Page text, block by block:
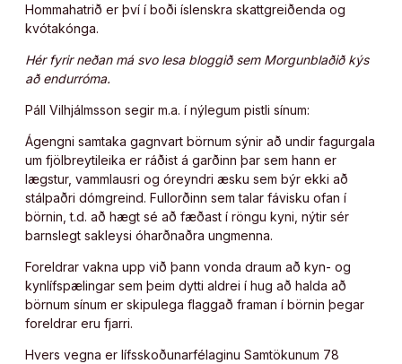
Hommahatrið er því í boði íslenskra skattgreiðenda og
kvótakónga.
Hér fyrir neðan má svo lesa bloggið sem Morgunblaðið kýs
að endurróma.
Páll Vilhjálmsson segir m.a. í nýlegum pistli sínum:
Ágengni samtaka gagnvart börnum sýnir að undir fagurgala
um fjölbreytileika er ráðist á garðinn þar sem hann er
lægstur, vammlausri og óreyndri æsku sem býr ekki að
stálpaðri dómgreind. Fullorðinn sem talar fávisku ofan í
börnin, t.d. að hægt sé að fæðast í röngu kyni, nýtir sér
barnslegt sakleysi óharðnaðra ungmenna.
Foreldrar vakna upp við þann vonda draum að kyn- og
kynlífspælingar sem þeim dytti aldrei í hug að halda að
börnum sínum er skipulega flaggað framan í börnin þegar
foreldrar eru fjarri.
Hvers vegna er lífsskoðunarfélaginu Samtökunum 78